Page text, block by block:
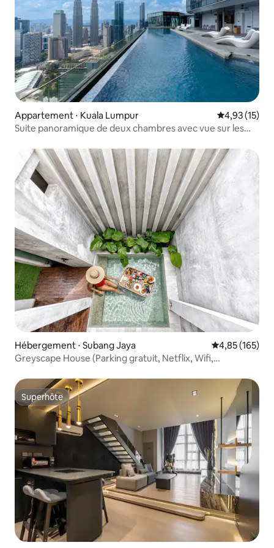
Appartement ⋅ Kuala Lumpur Évaluation
4,93 (15)
Suite panoramique de deux chambres avec vue sur les
Hébergement ⋅ Subang Jaya Évaluation
4,85 (165)
Greyscape House (Parking gratuit, Netflix, Wifi,
Superhôte
Superhôte